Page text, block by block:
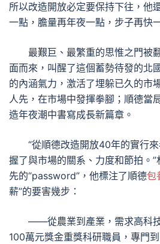
所以改造開放必定要保持下往，他
一點，膽量再年夜一點，步子再快
最艱巨、最繁重的思惟之門被
面而來，叫醒了這個蓄勢待發的北
的內涵氣力，激活了埋躲已久的市
人先，在市場中發揮拳腳；順德當
造年夜潮中書寫成長新篇章。
“從順德改造開放40年的實行來
握了與市場的關系、力度和節拍。
先的“password”，他標注了順德包
薪”的要害幾步：
——從農業到產業，需求高科技
100萬元獎金重獎科研職員，專門